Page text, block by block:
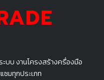
บบ งานโครงสร้างครื่องมือ
มทุกประเภท